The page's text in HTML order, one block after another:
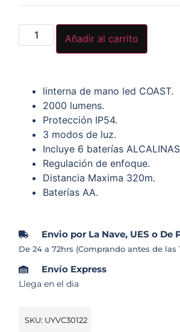
Añadir al carrito
linterna de mano led COAST.
2000 lumens.
Protección IP54.
3 modos de luz.
Incluye 6 baterías
Regulación de enfoque.
Distancia Maxima 320m.
Baterías AA.
Envio por La Nave, UES o De
De 24 a 72hrs (Comprando antes de las
Envío Express
Llega en el dia
SKU: UYVC30122